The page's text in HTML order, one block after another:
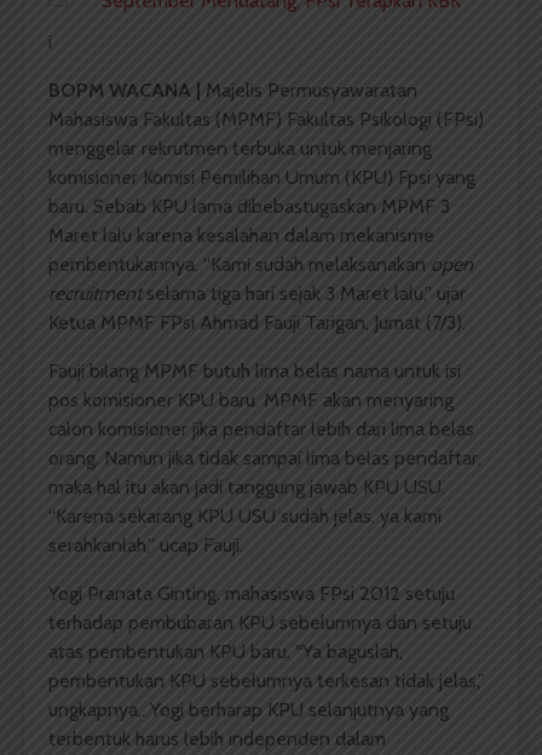
i
BOPM WACANA |
Majelis Permusyawaratan
Mahasiswa Fakultas (MPMF) Fakultas Psikologi (FPsi)
menggelar rekrutmen terbuka untuk menjaring
komisioner Komisi Pemilihan Umum (KPU) Fpsi yang
baru. Sebab KPU lama dibebastugaskan MPMF 3
Maret lalu karena kesalahan dalam mekanisme
pembentukannya. “Kami sudah melaksanakan open
recruitment selama tiga hari sejak 3 Maret lalu,” ujar
Ketua MPMF FPsi Ahmad Fauji Tarigan, Jumat (7/3).
Fauji bilang MPMF butuh lima belas nama untuk isi
pos komisioner KPU baru. MPMF akan menyaring
calon komisioner jika pendaftar lebih dari lima belas
orang. Namun jika tidak sampai lima belas pendaftar,
maka hal itu akan jadi tanggung jawab KPU USU.
“Karena sekarang KPU USU sudah jelas, ya kami
serahkanlah,” ucap Fauji.
Yogi Pranata Ginting, mahasiswa FPsi 2012 setuju
terhadap pembubaran KPU sebelumnya dan setuju
atas pembentukan KPU baru. “Ya baguslah,
pembentukan KPU sebelumnya terkesan tidak jelas,”
ungkapnya,. Yogi berharap KPU selanjutnya yang
terbentuk harus lebih independen dalam